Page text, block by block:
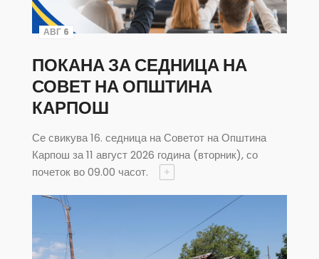
АВГ 6
ПОКАНА ЗА СЕДНИЦА НА
СОВЕТ НА ОПШТИНА
КАРПОШ
Се свикува 16. седница на Советот на Општина
Карпош за 11 август 2026 година (вторник), со
почеток во 09.00 часот.
+